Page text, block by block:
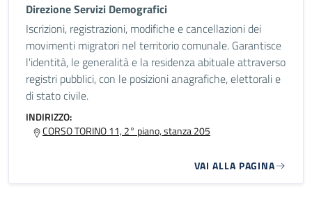
Direzione Servizi Demografici
Iscrizioni, registrazioni, modifiche e cancellazioni dei
movimenti migratori nel territorio comunale. Garantisce
l'identità, le generalità e la residenza abituale attraverso
registri pubblici, con le posizioni anagrafiche, elettorali e
di stato civile.
INDIRIZZO:
CORSO TORINO 11, 2° piano, stanza 205
VAI ALLA PAGINA